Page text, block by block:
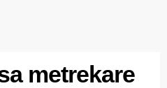
metrekare